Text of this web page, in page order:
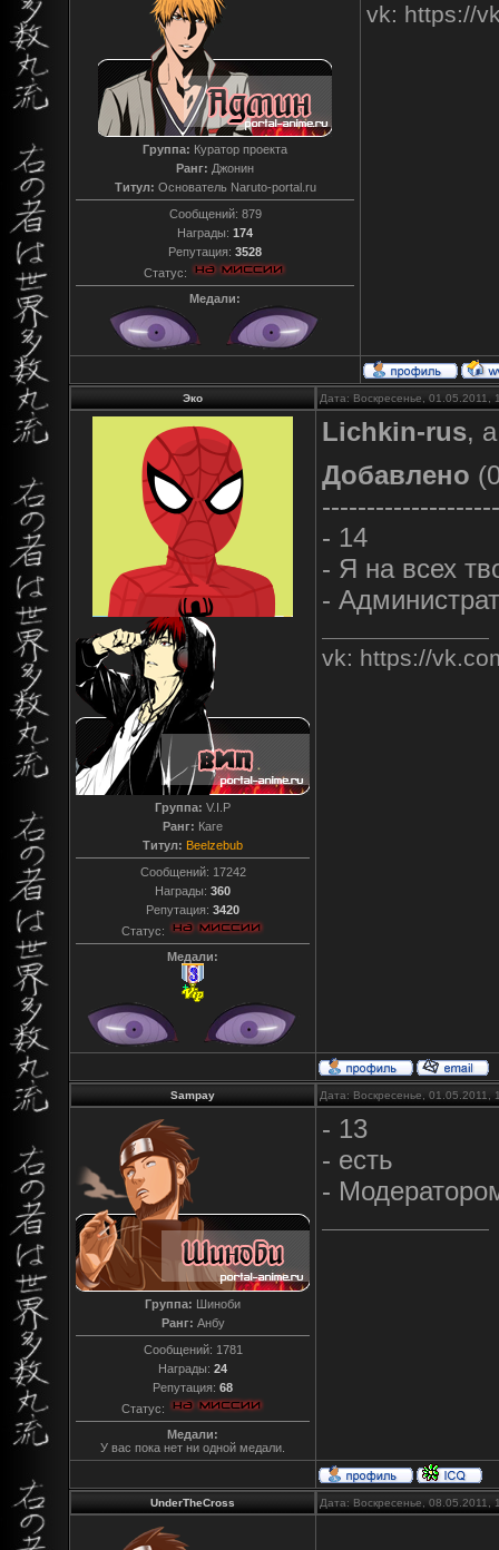
Группа: Куратор проекта
Ранг: Джонин
Титул: Основатель Naruto-portal.ru
Сообщений: 879
Награды: 174
Репутация: 3528
Статус:
Медали:
vk: https://
Эко Дата: Воскресенье,
Группа: V.I.P
Ранг: Каге
Титул: Beelzebub
Сообщений: 17242
Награды: 360
Репутация: 3420
Статус:
Медали:
Lichkin-rus,
Добавлено
- 14
- Я на всех
-
vk: https://
Sampay Дата: Воскресенье,
Группа: Шиноби
Ранг: Анбу
Сообщений: 1781
Награды: 24
Репутация: 68
Статус:
Медали:
У вас пока нет ни одной медали.
- 13
- есть
-
UnderTheCross Дата: Воскресенье,